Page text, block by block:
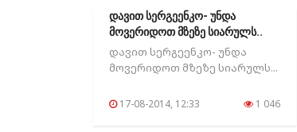
დავით სერგეენკო- უნდა
მოვერიდოთ მზეზე სიარულს..
დავით სერგეენკო- უნდა
მოვერიდოთ მზეზე სიარულს...
17-08-2014, 12:33 1 046